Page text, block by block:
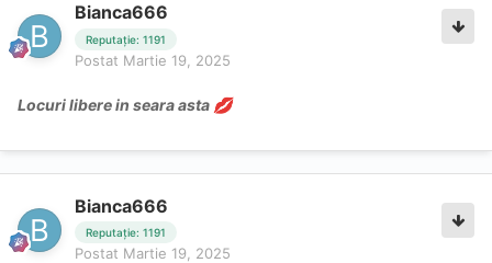
Bianca666
Reputație: 1191
Postat Martie 19, 2025
Locuri libere in seara asta 💋
Bianca666
Reputație: 1191
Postat Martie 19, 2025